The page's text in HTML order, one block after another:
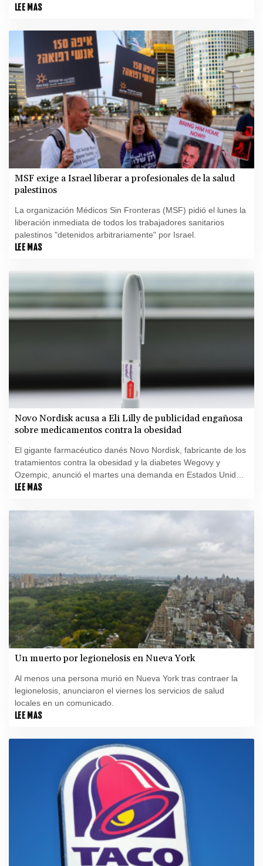
LEE MAS
MSF exige a Israel liberar a profesionales de la salud
palestinos
La organización Médicos Sin Fronteras (MSF) pidió el lunes la
liberación inmediata de todos los trabajadores sanitarios
palestinos "detenidos arbitrariamente" por Israel.
LEE MAS
Novo Nordisk acusa a Eli Lilly de publicidad engañosa
sobre medicamentos contra la obesidad
El gigante farmacéutico danés Novo Nordisk, fabricante de los
tratamientos contra la obesidad y la diabetes Wegovy y
Ozempic, anunció el martes una demanda en Estados Unidos
contra su principal competidor, el laboratorio estadounidense
LEE MAS
Un muerto por legionelosis en Nueva York
Al menos una persona murió en Nueva York tras contraer la
legionelosis, anunciaron el viernes los servicios de salud
locales en un comunicado.
LEE MAS